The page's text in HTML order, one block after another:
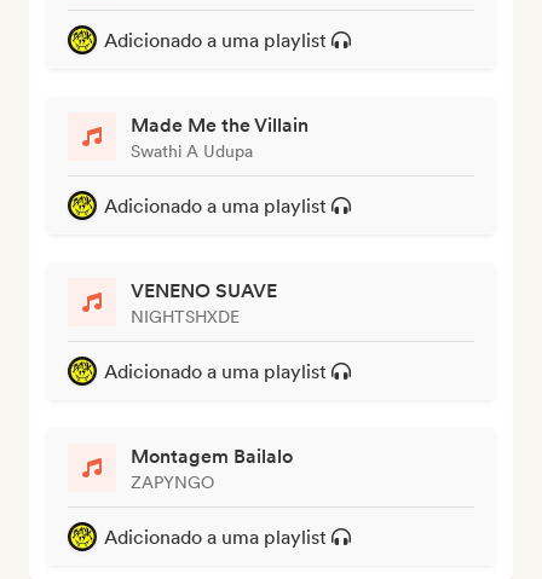
Adicionado a uma playlist
Made Me the Villain
Swathi A Udupa
Adicionado a uma playlist
VENENO SUAVE
NIGHTSHXDE
Adicionado a uma playlist
Montagem Bailalo
ZAPYNGO
Adicionado a uma playlist